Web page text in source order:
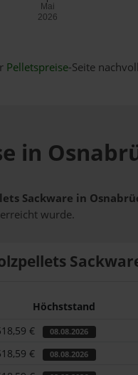
Mai
2026
Pelletspreise-Seite
in
Sackware in
wurde.
Höchststand
€ 08.08.2026
€ 08.08.2026